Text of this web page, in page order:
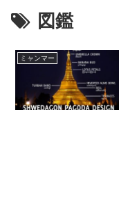
図鑑
ミャンマー